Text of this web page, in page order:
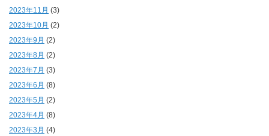
2023年11月 (3)
2023年10月 (2)
2023年9月 (2)
2023年8月 (2)
2023年7月 (3)
2023年6月 (8)
2023年5月 (2)
2023年4月 (8)
2023年3月 (4)